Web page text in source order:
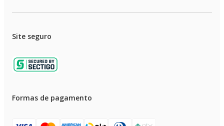
Site seguro
Formas de pagamento